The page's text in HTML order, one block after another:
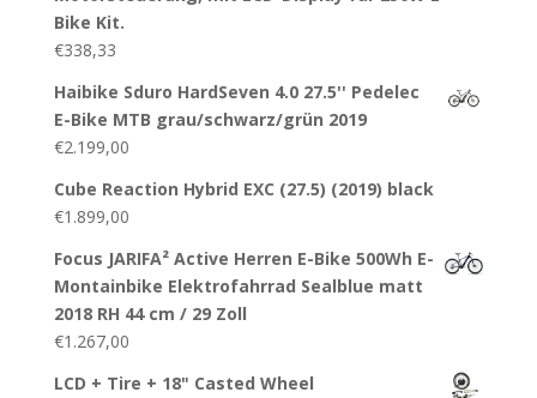
Bike Kit.
€338,33
Haibike Sduro HardSeven 4.0 27.5'' Pedelec
E-Bike MTB grau/schwarz/grün 2019
€2.199,00
Cube Reaction Hybrid EXC (27.5) (2019) black
€1.899,00
Focus JARIFA² Active Herren E-Bike 500Wh E-
Montainbike Elektrofahrrad Sealblue matt
2018 RH 44 cm / 29 Zoll
€1.267,00
LCD + Tire + 18" Casted Wheel